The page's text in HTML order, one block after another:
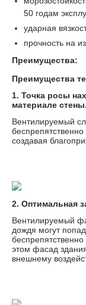
50 годам
ударная
прочность на
Преимущества:
Преимущества
1. Точка росы
материале стены.
Вентилируемый
создавая
2. Оптимальная
Вентилируемый
дождя могут
этом фасад
внешнему